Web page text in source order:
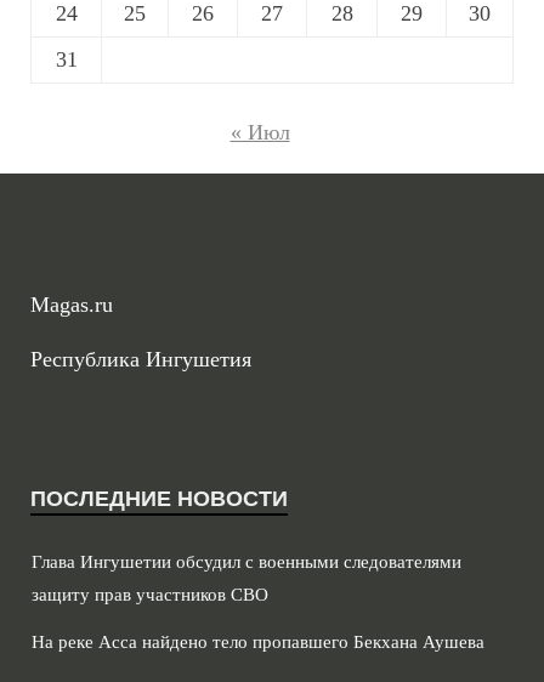
24
25 26 27 28 29
30
31
« Июл
Magas.ru
Республика Ингушетия
ПОСЛЕДНИЕ НОВОСТИ
Глава Ингушетии обсудил с военными следователями
защиту прав участников СВО
На реке Асса найдено тело пропавшего Бекхана Аушева